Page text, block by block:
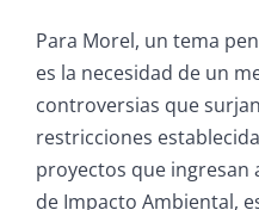
Para Morel, un tema
es la necesidad de un
controversias que
restricciones
proyectos que ingresan
de Impacto Ambiental,